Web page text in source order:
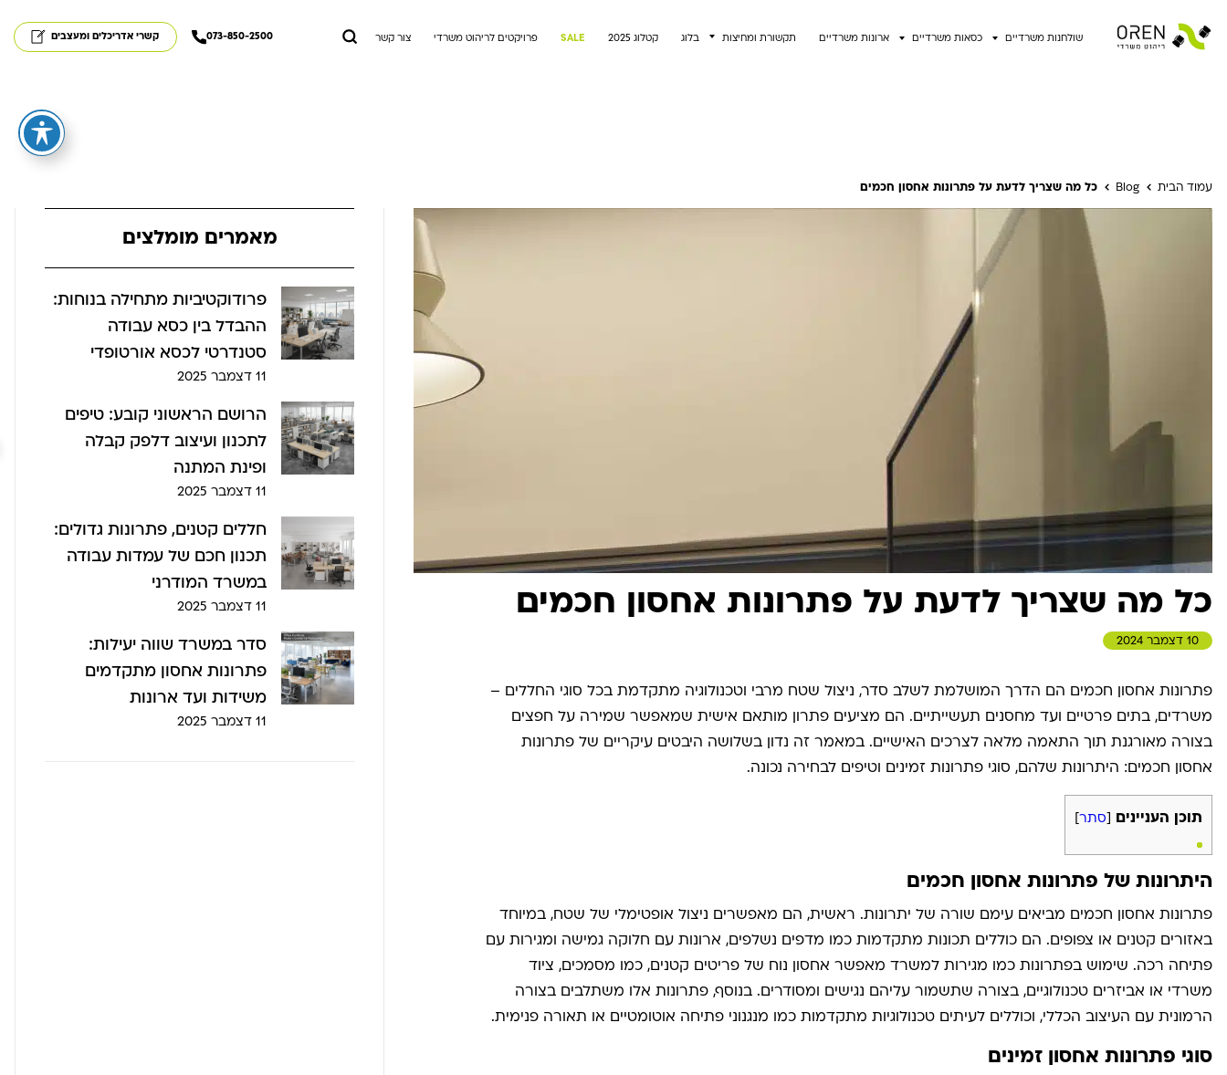
שולחנות משרדיים כסאות משרדיים ארונות משרדיים תקשורת ומחיצות בלוג קטלוג 2025 SALE פרויקטים לריהוט משרדי צור קשר קשרי אדריכלים ומעצבים 073-850-2500
עמוד הבית Blog כל מה שצריך לדעת על פתרונות אחסון חכמים
כל מה שצריך לדעת על פתרונות אחסון חכמים
10 דצמבר 2024
פתרונות אחסון חכמים הם הדרך המושלמת לשלב סדר, ניצול שטח מרבי וטכנולוגיה מתקדמת בכל סוגי החללים –
משרדים, בתים פרטיים ועד מחסנים תעשייתיים. הם מציעים פתרון מותאם אישית שמאפשר שמירה על חפצים
בצורה מאורגנת תוך התאמה מלאה לצרכים האישיים. במאמר זה נדון בשלושה היבטים עיקריים של פתרונות
אחסון חכמים: היתרונות שלהם, סוגי פתרונות זמינים וטיפים לבחירה נכונה.
תוכן העניינים [סתר]
היתרונות של פתרונות אחסון חכמים
פתרונות אחסון חכמים מביאים עימם שורה של יתרונות. ראשית, הם מאפשרים ניצול אופטימלי של שטח, במיוחד
באזורים קטנים או צפופים. הם כוללים תכונות מתקדמות כמו מדפים נשלפים, ארונות עם חלוקה גמישה ומגירות עם
פתיחה רכה. שימוש בפתרונות כמו מגירות למשרד מאפשר אחסון נוח של פריטים קטנים, כמו מסמכים, ציוד
משרדי או אביזרים טכנולוגיים, בצורה שתשמור עליהם נגישים ומסודרים. בנוסף, פתרונות אלו משתלבים בצורה
הרמונית עם העיצוב הכללי, וכוללים לעיתים טכנולוגיות מתקדמות כמו מנגנוני פתיחה אוטומטיים או תאורה פנימית.
סוגי פתרונות אחסון זמינים
מאמרים מומלצים
פרודוקטיביות מתחילה בנוחות:
ההבדל בין כסא עבודה
סטנדרטי לכסא אורטופדי
11 דצמבר 2025
הרושם הראשוני קובע: טיפים
לתכנון ועיצוב דלפק קבלה
ופינת המתנה
11 דצמבר 2025
חללים קטנים, פתרונות גדולים:
תכנון חכם של עמדות עבודה
במשרד המודרני
11 דצמבר 2025
סדר במשרד שווה יעילות:
פתרונות אחסון מתקדמים
משידות ועד ארונות
11 דצמבר 2025